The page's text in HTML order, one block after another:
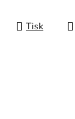
Tisk